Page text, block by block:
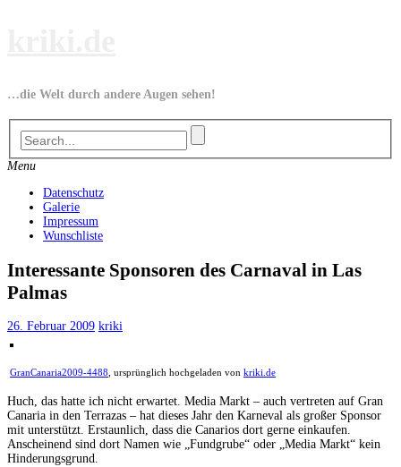
…die Welt durch andere Augen sehen!
Menu
Datenschutz
Galerie
Impressum
Wunschliste
Interessante Sponsoren des Carnaval in Las
Palmas
26. Februar 2009 kriki
GranCanaria2009-4488 , ursprünglich hochgeladen von kriki.de
Huch, das hatte ich nicht erwartet. Media Markt – auch vertreten auf Gran
Canaria in den Terrazas – hat dieses Jahr den Karneval als großer Sponsor
mit unterstützt. Erstaunlich, dass die Canarios dort gerne einkaufen.
Anscheinend sind dort Namen wie „Fundgrube“ oder „Media Markt“ kein
Hinderungsgrund.